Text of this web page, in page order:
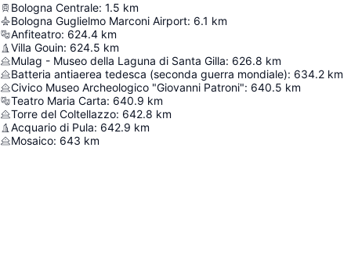
Bologna Centrale: 1.5 km
Bologna Guglielmo Marconi Airport: 6.1 km
Anfiteatro: 624.4 km
Villa Gouin: 624.5 km
Mulag - Museo della Laguna di Santa Gilla: 626.8 km
Batteria antiaerea tedesca (seconda guerra mondiale): 634.2 km
Civico Museo Archeologico "Giovanni Patroni": 640.5 km
Teatro Maria Carta: 640.9 km
Torre del Coltellazzo: 642.8 km
Acquario di Pula: 642.9 km
Mosaico: 643 km